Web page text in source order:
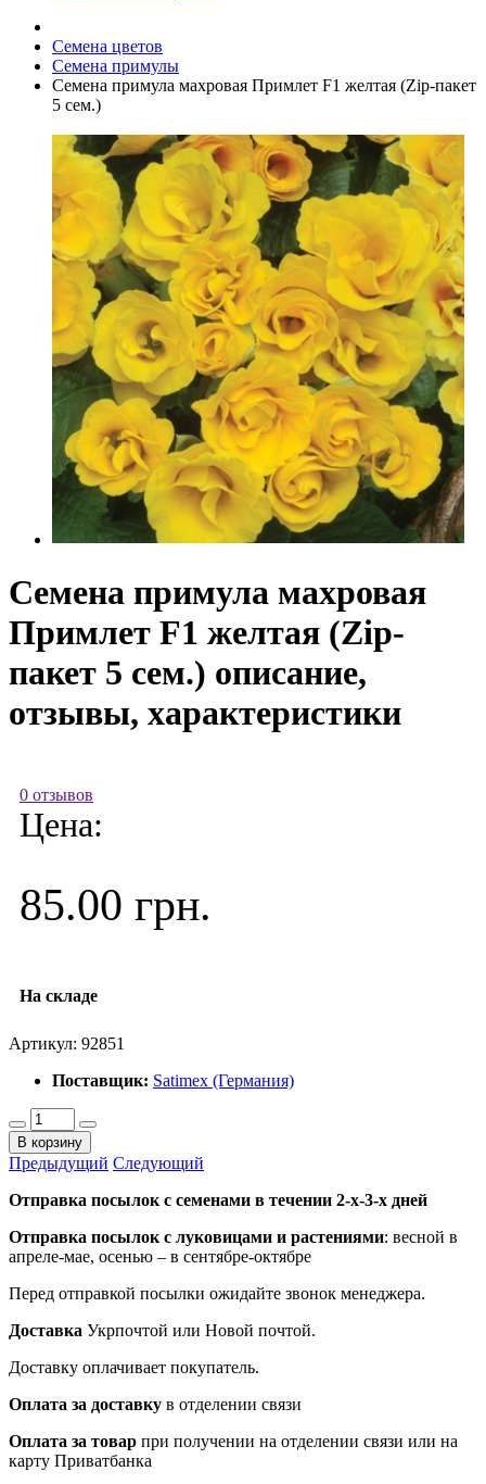
Семена цветов
Семена примулы
Семена примула махровая Примлет F1 желтая (Zip-пакет
5 сем.)
Семена примула махровая
Примлет F1 желтая (Zip-
пакет 5 сем.) описание,
отзывы, характеристики
0 отзывов
Цена:
85.00 грн.
На складе
Артикул: 92851
Поставщик: Satimex (Германия)
В корзину
Предыдущий Следующий
Отправка посылок с семенами в течении 2-х-3-х дней
Отправка посылок с луковицами и растениями: весной в
апреле-мае, осенью – в сентябре-октябре
Перед отправкой посылки ожидайте звонок менеджера.
Доставка Укрпочтой или Новой почтой.
Доставку оплачивает покупатель.
Оплата за доставку в отделении связи
Оплата за товар при получении на отделении связи или на
карту Приватбанка